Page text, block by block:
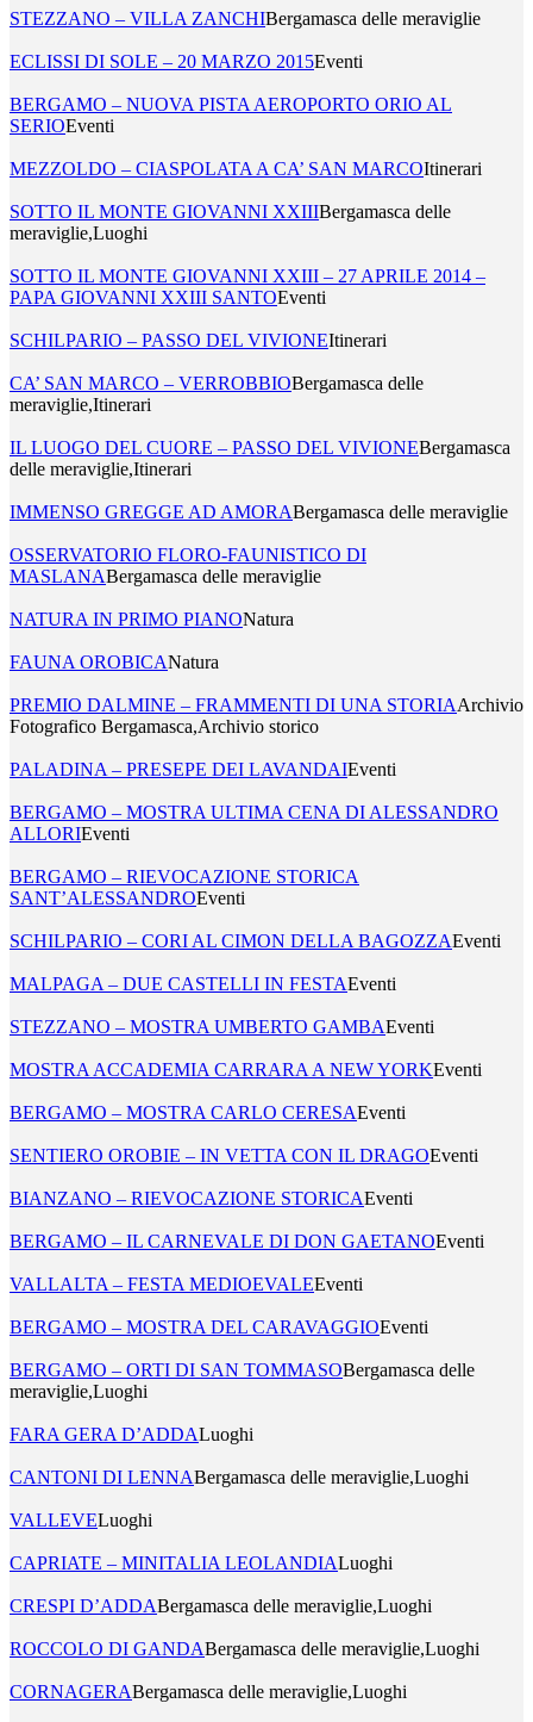
STEZZANO – VILLA ZANCHIBergamasca delle meraviglie
ECLISSI DI SOLE – 20 MARZO 2015Eventi
BERGAMO – NUOVA PISTA AEROPORTO ORIO AL
SERIOEventi
MEZZOLDO – CIASPOLATA A CA’ SAN MARCOItinerari
SOTTO IL MONTE GIOVANNI XXIIIBergamasca delle
meraviglie,Luoghi
SOTTO IL MONTE GIOVANNI XXIII – 27 APRILE 2014 –
PAPA GIOVANNI XXIII SANTOEventi
SCHILPARIO – PASSO DEL VIVIONEItinerari
CA’ SAN MARCO – VERROBBIOBergamasca delle
meraviglie,Itinerari
IL LUOGO DEL CUORE – PASSO DEL VIVIONEBergamasca
delle meraviglie,Itinerari
IMMENSO GREGGE AD AMORABergamasca delle meraviglie
OSSERVATORIO FLORO-FAUNISTICO DI
MASLANABergamasca delle meraviglie
NATURA IN PRIMO PIANONatura
FAUNA OROBICANatura
PREMIO DALMINE – FRAMMENTI DI UNA STORIAArchivio
Fotografico Bergamasca,Archivio storico
PALADINA – PRESEPE DEI LAVANDAIEventi
BERGAMO – MOSTRA ULTIMA CENA DI ALESSANDRO
ALLORIEventi
BERGAMO – RIEVOCAZIONE STORICA
SANT’ALESSANDROEventi
SCHILPARIO – CORI AL CIMON DELLA BAGOZZAEventi
MALPAGA – DUE CASTELLI IN FESTAEventi
STEZZANO – MOSTRA UMBERTO GAMBAEventi
MOSTRA ACCADEMIA CARRARA A NEW YORKEventi
BERGAMO – MOSTRA CARLO CERESAEventi
SENTIERO OROBIE – IN VETTA CON IL DRAGOEventi
BIANZANO – RIEVOCAZIONE STORICAEventi
BERGAMO – IL CARNEVALE DI DON GAETANOEventi
VALLALTA – FESTA MEDIOEVALEEventi
BERGAMO – MOSTRA DEL CARAVAGGIOEventi
BERGAMO – ORTI DI SAN TOMMASOBergamasca delle
meraviglie,Luoghi
FARA GERA D’ADDALuoghi
CANTONI DI LENNABergamasca delle meraviglie,Luoghi
VALLEVELuoghi
CAPRIATE – MINITALIA LEOLANDIALuoghi
CRESPI D’ADDABergamasca delle meraviglie,Luoghi
ROCCOLO DI GANDABergamasca delle meraviglie,Luoghi
CORNAGERABergamasca delle meraviglie,Luoghi